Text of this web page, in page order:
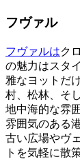
フヴァル
フヴァルはク
の魅力はスタ
雅なヨットだ
村、松林、そ
地中海的な雰
雰囲気のある
古い広場やヴ
トを気軽に散